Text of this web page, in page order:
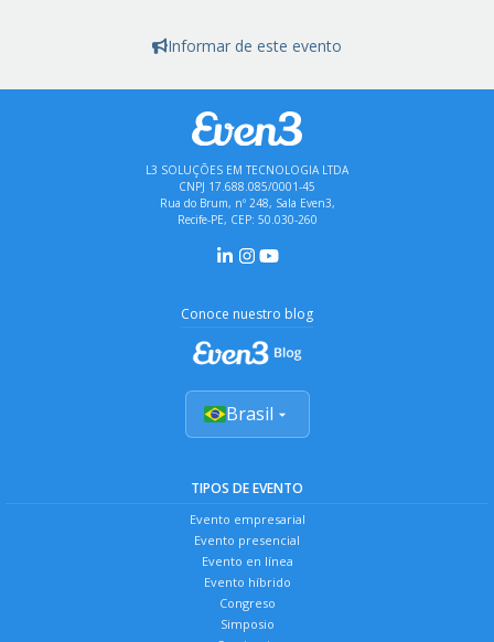
Informar de este evento
L3 SOLUÇÕES EM TECNOLOGIA LTDA
CNPJ 17.688.085/0001-45
Rua do Brum, nº 248, Sala Even3,
Recife-PE, CEP: 50.030-260
Conoce nuestro blog
Brasil
TIPOS DE EVENTO
Evento empresarial
Evento presencial
Evento en línea
Evento híbrido
Congreso
Simposio